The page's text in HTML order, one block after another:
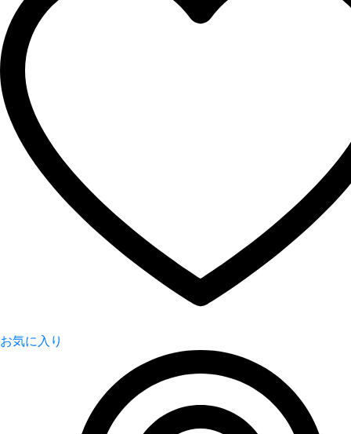
お気に入り